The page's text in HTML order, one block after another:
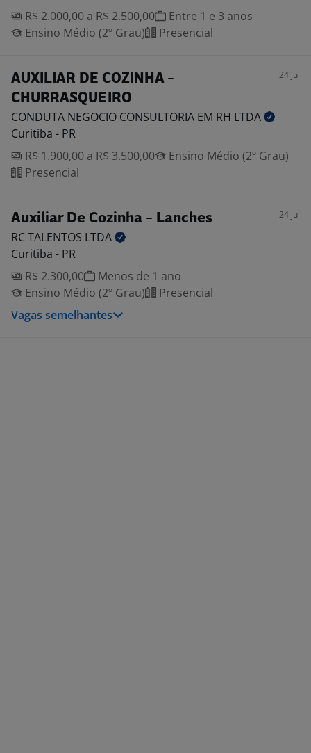
R$ 2.000,00 a R$ 2.500,00
Entre 1 e 3 anos
Ensino Médio (2º Grau)
Presencial
AUXILIAR DE COZINHA -
CHURRASQUEIRO
24 jul
CONDUTA NEGOCIO CONSULTORIA EM RH LTDA
Curitiba - PR
R$ 1.900,00 a R$ 3.500,00
Ensino Médio (2º Grau)
Presencial
Auxiliar De Cozinha - Lanches 24 jul
RC TALENTOS LTDA
Curitiba - PR
R$ 2.300,00
Menos de 1 ano
Ensino Médio (2º Grau)
Presencial
Vagas semelhantes